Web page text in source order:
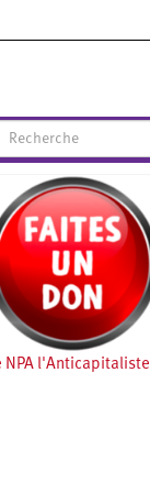
NPA l'Anticapitaliste